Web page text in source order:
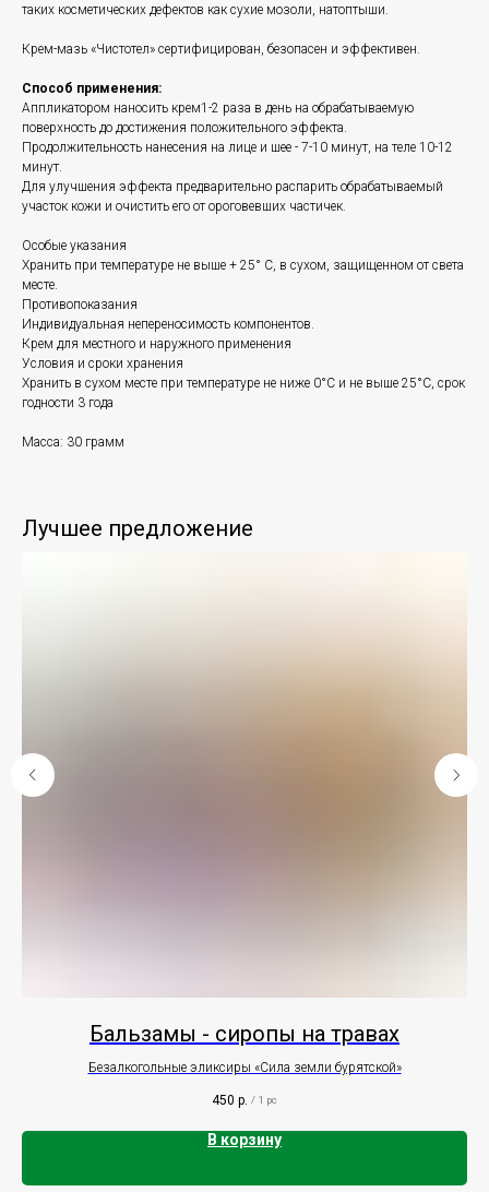
таких косметических дефектов как сухие мозоли, натоптыши.
Крем-мазь «Чистотел» сертифицирован, безопасен и эффективен.
Способ применения:
Аппликатором наносить крем1-2 раза в день на обрабатываемую
поверхность до достижения положительного эффекта.
Продолжительность нанесения на лице и шее - 7-10 минут, на теле 10-12
минут.
Для улучшения эффекта предварительно распарить обрабатываемый
участок кожи и очистить его от ороговевших частичек.
Особые указания
Хранить при температуре не выше + 25° С, в сухом, защищенном от света
месте.
Противопоказания
Индивидуальная непереносимость компонентов.
Крем для местного и наружного применения
Условия и сроки хранения
Хранить в сухом месте при температуре не ниже 0°С и не выше 25°С, срок
годности 3 года
Масса: 30 грамм
Лучшее предложение
Бальзамы - сиропы на травах
Безалкогольные эликсиры «Сила земли бурятской»
450 р. / 1 pc
В корзину